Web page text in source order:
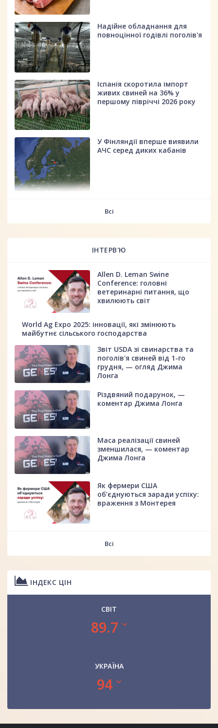
Надійне обладнання для
повноцінної годівлі поголів'я
Іспанія скоротила імпорт
живих свиней на 36% у
першому півріччі 2026 року
У Фінляндії вперше виявили
АЧС серед диких кабанів
Всі
ІНТЕРВ'Ю
Allen D. Leman Swine
Conference: головні
ветеринарні питання, що
хвилюють світ
World Ag Expo 2025: інновації, які змінюють
майбутнє сільського господарства
Звіт USDA зі свинарства та
поголів'я свиней від 1-го
грудня, — огляд Джима
Лонга
Різдвяний подарунок, —
коментар Джима Лонга
Маса реалізації свиней
зменшилася, — коментар
Джима Лонга
Як фермери США
об’єднуються заради успіху:
враження з Монтерея
Всі
ІНДЕКС ЦІН
СВІТ
89.7
УКРАЇНА
94